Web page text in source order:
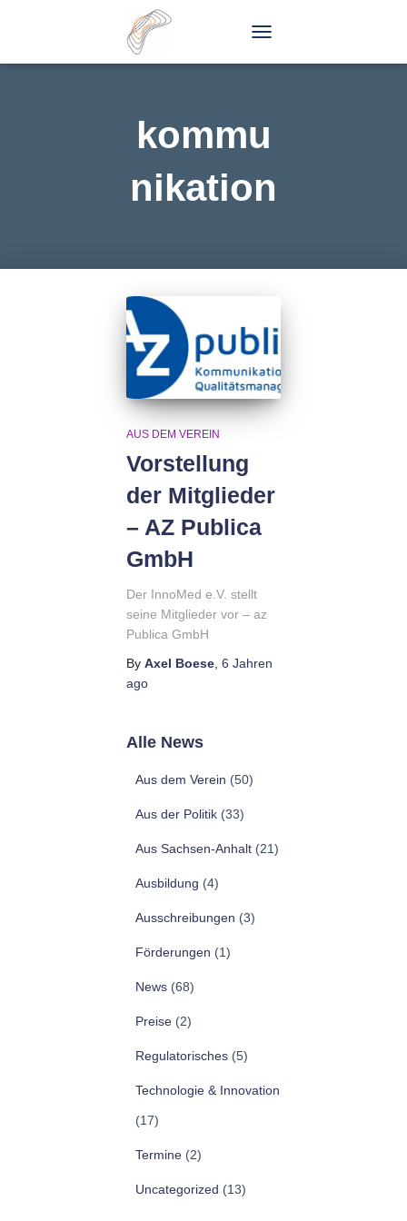
NAVIGATION
kommu
nikation
AUS DEM VEREIN
Vorstellung
der Mitglieder
– AZ Publica
GmbH
Der InnoMed e.V. stellt
seine Mitglieder vor – az
Publica GmbH
By Axel Boese, 6 Jahren
ago
Alle News
Aus dem Verein (50)
Aus der Politik (33)
Aus Sachsen-Anhalt (21)
Ausbildung (4)
Ausschreibungen (3)
Förderungen (1)
News (68)
Preise (2)
Regulatorisches (5)
Technologie & Innovation
(17)
Termine (2)
Uncategorized (13)